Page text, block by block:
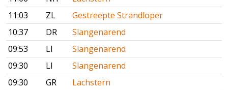
11:03
ZL
Gestreepte Strandloper
10:37
DR
Slangenarend
09:53
LI
Slangenarend
09:30
LI
Slangenarend
09:30
GR
Lachstern